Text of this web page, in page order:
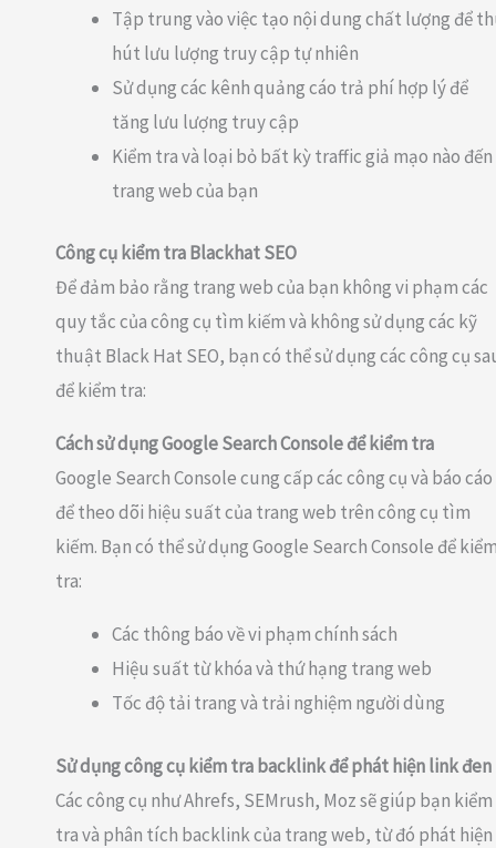
Tập trung vào việc tạo nội dung chất lượng để
hút lưu lượng truy cập tự nhiên
Sử dụng các kênh quảng cáo trả phí hợp lý để
tăng lưu lượng truy cập
Kiểm tra và loại bỏ bất kỳ traffic giả mạo nào đến
trang web của bạn
Công cụ kiểm tra Blackhat SEO
Để đảm bảo rằng trang web của bạn không vi phạm các
quy tắc của công cụ tìm kiếm và không sử dụng các kỹ
thuật Black Hat SEO, bạn có thể sử dụng các công cụ
để kiểm tra:
Cách sử dụng Google Search Console để kiểm tra
Google Search Console cung cấp các công cụ và báo cáo
để theo dõi hiệu suất của trang web trên công cụ tìm
kiếm. Bạn có thể sử dụng Google Search Console để
tra:
Các thông báo về vi phạm chính sách
Hiệu suất từ khóa và thứ hạng trang web
Tốc độ tải trang và trải nghiệm người dùng
Sử dụng công cụ kiểm tra backlink để phát hiện link đen
Các công cụ như Ahrefs, SEMrush, Moz sẽ giúp bạn kiểm
tra và phân tích backlink của trang web, từ đó phát hiện